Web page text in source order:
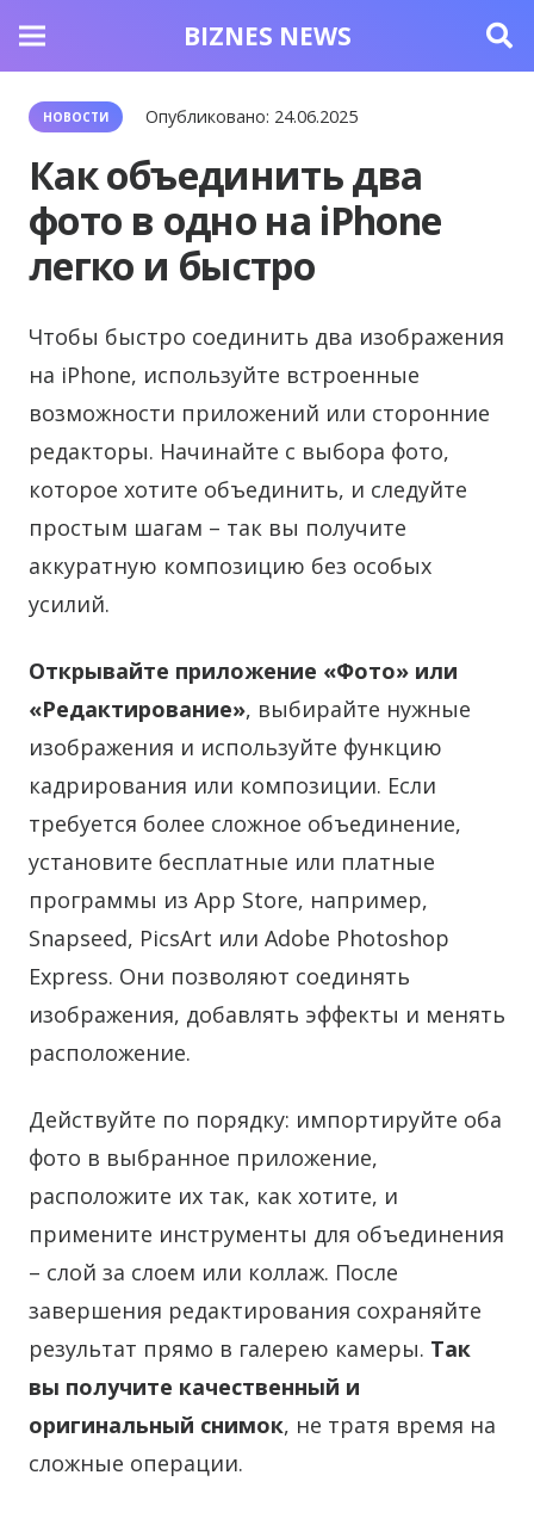
BIZNES NEWS
НОВОСТИ Опубликовано: 24.06.2025
Как объединить два
фото в одно на iPhone
легко и быстро
Чтобы быстро соединить два изображения
на iPhone, используйте встроенные
возможности приложений или сторонние
редакторы. Начинайте с выбора фото,
которое хотите объединить, и следуйте
простым шагам – так вы получите
аккуратную композицию без особых
усилий.
Открывайте приложение «Фото» или
«Редактирование», выбирайте нужные
изображения и используйте функцию
кадрирования или композиции. Если
требуется более сложное объединение,
установите бесплатные или платные
программы из App Store, например,
Snapseed, PicsArt или Adobe Photoshop
Express. Они позволяют соединять
изображения, добавлять эффекты и менять
расположение.
Действуйте по порядку: импортируйте оба
фото в выбранное приложение,
расположите их так, как хотите, и
примените инструменты для объединения
– слой за слоем или коллаж. После
завершения редактирования сохраняйте
результат прямо в галерею камеры. Так
вы получите качественный и
оригинальный снимок, не тратя время на
сложные операции.